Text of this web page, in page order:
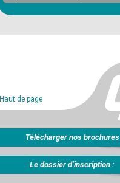
Haut de page
Télécharger nos brochures
Le dossier d’inscription :